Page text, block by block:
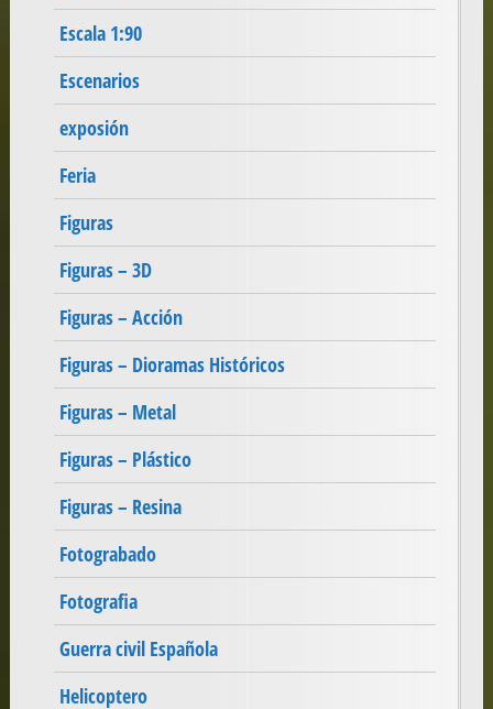
Escala 1:90
Escenarios
exposión
Feria
Figuras
Figuras – 3D
Figuras – Acción
Figuras – Dioramas Históricos
Figuras – Metal
Figuras – Plástico
Figuras – Resina
Fotograbado
Fotografia
Guerra civil Española
Helicoptero